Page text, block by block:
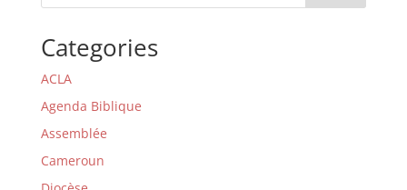
Categories
ACLA
Agenda Biblique
Assemblée
Cameroun